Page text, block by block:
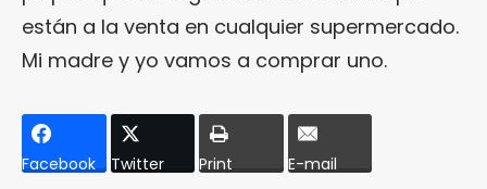
están a la venta en cualquier supermercado.
Mi madre y yo vamos a comprar uno.
Facebook Twitter Print E-mail